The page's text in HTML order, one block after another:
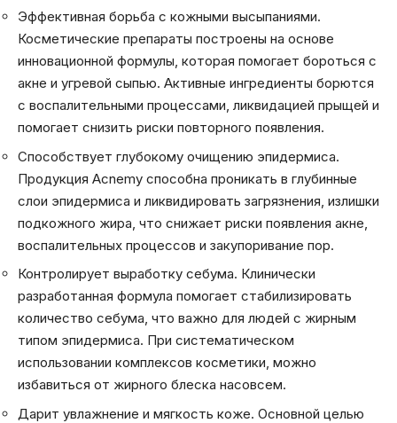
Эффективная борьба с кожными высыпаниями.
Косметические препараты построены на основе
инновационной формулы, которая помогает бороться с
акне и угревой сыпью. Активные ингредиенты борются
с воспалительными процессами, ликвидацией прыщей и
помогает снизить риски повторного появления.
Способствует глубокому очищению эпидермиса.
Продукция Acnemy способна проникать в глубинные
слои эпидермиса и ликвидировать загрязнения, излишки
подкожного жира, что снижает риски появления акне,
воспалительных процессов и закупоривание пор.
Контролирует выработку себума. Клинически
разработанная формула помогает стабилизировать
количество себума, что важно для людей с жирным
типом эпидермиса. При систематическом
использовании комплексов косметики, можно
избавиться от жирного блеска насовсем.
Дарит увлажнение и мягкость коже. Основной целью